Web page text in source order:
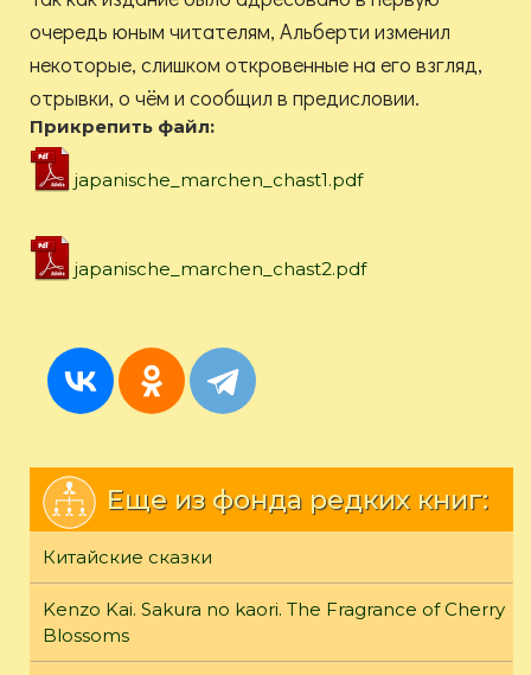
очередь юным читателям, Альберти изменил
некоторые, слишком откровенные на его взгляд,
отрывки, о чём и сообщил в предисловии.
Прикрепить файл:
japanische_marchen_chast1.pdf
japanische_marchen_chast2.pdf
Еще из фонда редких книг:
Китайские сказки
Kenzo Kai. Sakura no kaori. The Fragrance of Cherry
Blossoms